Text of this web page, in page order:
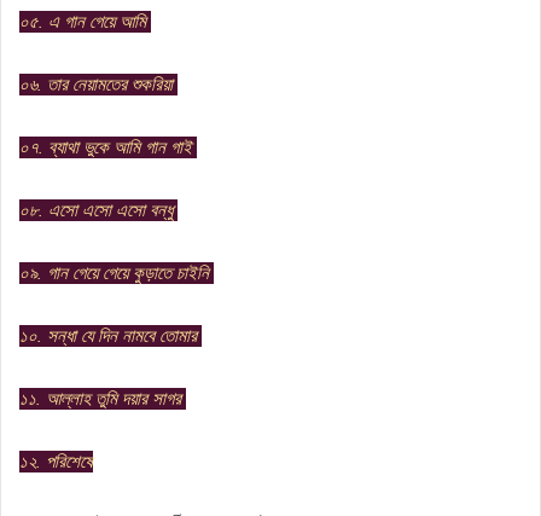
০৫. এ গান গেয়ে আমি
০৬. তার নেয়ামতের শুকরিয়া
০৭. ব্যাথা ভুকে আমি গান গাই
০৮. এসো এসো এসো বন্ধু
০৯. গান গেয়ে গেয়ে কুড়াতে চাইনি
১০. সন্ধা যে দিন নামবে তোমার
১১. আল্লাহ তুমি দয়ার সাগর
১২. পরিশেষে